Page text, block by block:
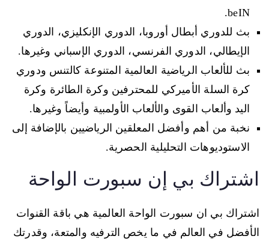
beIN.
بث للدوري أبطال أوروبا، الدوري الإنكليزي، الدوري
الإيطالي، الدوري الفرنسي، الدوري الإسباني وغيرها.
بث للألعاب الرياضية العالمية المتنوعة كالتنس ودوري
كرة السلة الأميركي للمحترفين وكرة الطائرة وكرة
اليد وألعاب القوى والألعاب الأولمبية وأيضاً وغيرها.
نخبة من أهم وأفضل المعلقين الرياضيين بالإضافة إلى
الاستوديوهات التحليلية الحصرية.
اشتراك بي إن سبورت الواحة
اشتراك بي ان سبورت الواحة العالمية هي باقة القنوات
الأفضل في العالم في ما يخص الترفيه والمتعة، وقدرتك